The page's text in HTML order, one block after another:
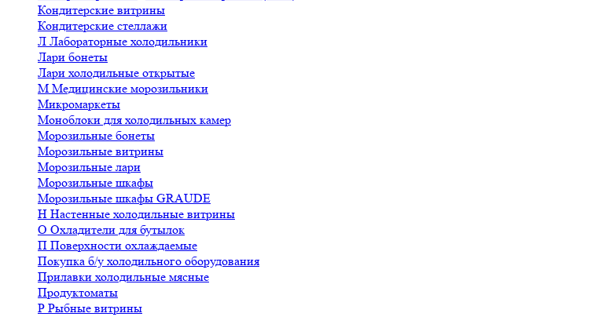
Кондитерские витрины
Кондитерские стеллажи
Л Лабораторные холодильники
Лари бонеты
Лари холодильные открытые
М Медицинские морозильники
Микромаркеты
Моноблоки для холодильных камер
Морозильные бонеты
Морозильные витрины
Морозильные лари
Морозильные шкафы
Морозильные шкафы GRAUDE
Н Настенные холодильные витрины
О Охладители для бутылок
П Поверхности охлаждаемые
Покупка б/у холодильного оборудования
Прилавки холодильные мясные
Продуктоматы
Р Рыбные витрины